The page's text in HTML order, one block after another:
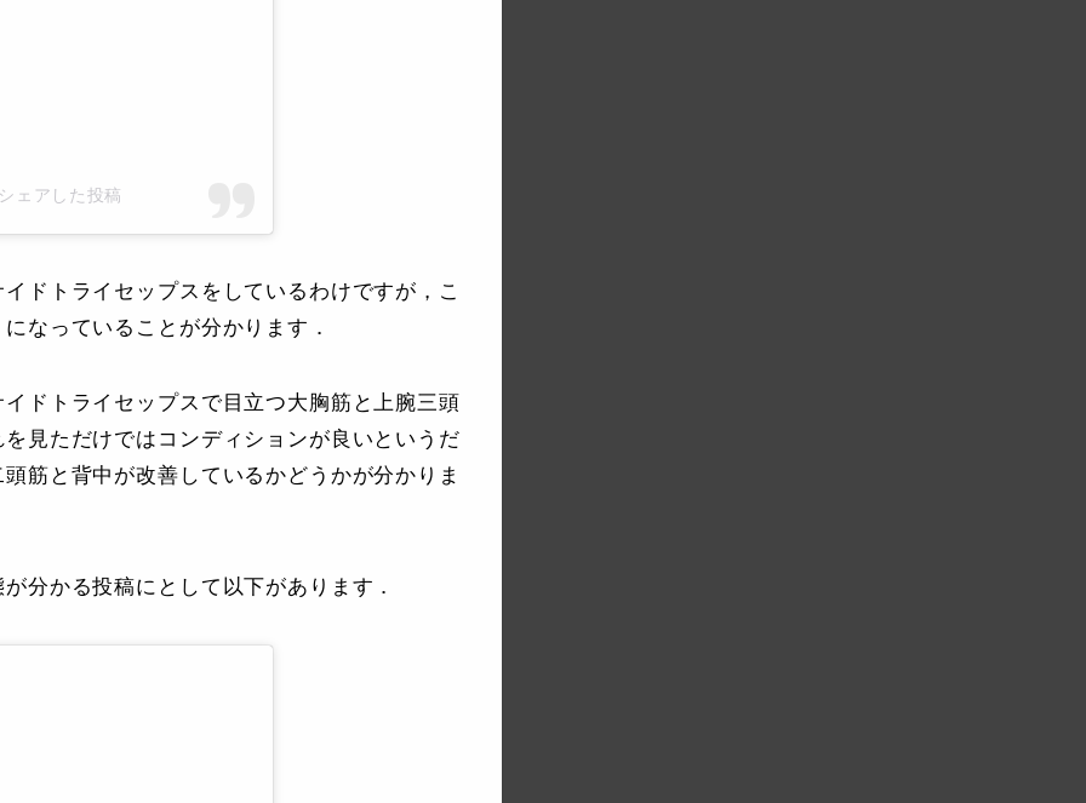
ェアした投稿
ドトライセップスをしているわけですが，こ
なっていることが分かります．
ドトライセップスで目立つ大胸筋と上腕三頭
見ただけではコンディションが良いというだ
筋と背中が改善しているかどうかが分かりま
分かる投稿にとして以下があります．